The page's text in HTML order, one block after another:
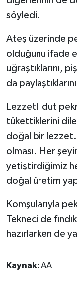
söyledi.
Ateş üzerinde
olduğunu ifade
uğraştıklarını,
da
Lezzetli dut
tükettiklerini dile
doğal bir lezzet.
olması. Her
yetiştirdiğimiz
doğal üretim
Komşularıyla
Tekneci de
hazırlarken de
Kaynak: AA